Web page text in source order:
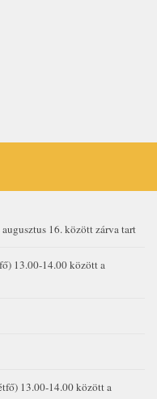
16. között zárva tart
13.00-14.00 között a
13.00-14.00 között a